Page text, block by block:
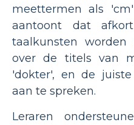
meettermen als
aantoont dat
taalkunsten
over de titels van
'dokter', en de
aan te spreken.
Leraren